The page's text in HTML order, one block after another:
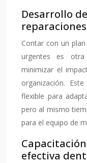
Desarrollo
Contar con un
urgentes es
minimizar el
organización.
flexible para
pero al mismo
para el equipo de
efectiva